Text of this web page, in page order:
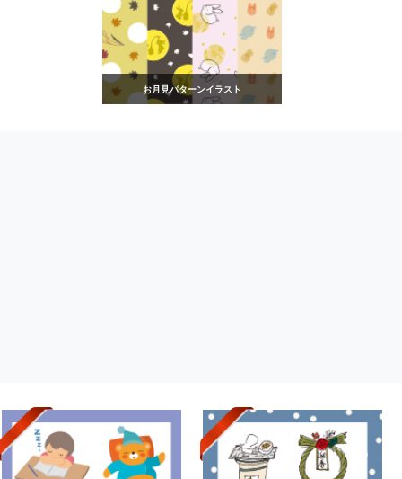
お月見パターンイラスト